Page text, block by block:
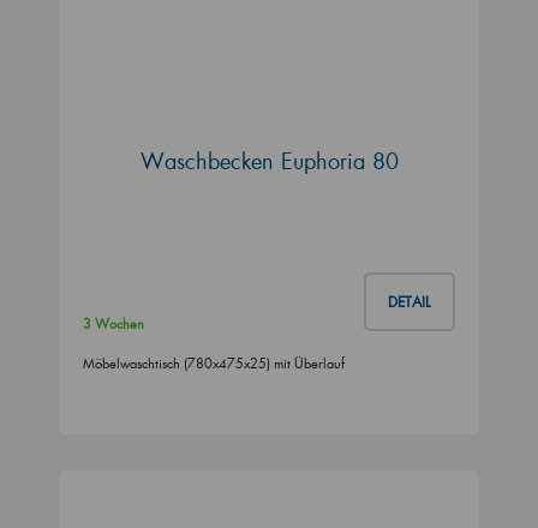
Waschbecken Euphoria 80
DETAIL
3 Wochen
Möbelwaschtisch (780x475x25) mit Überlauf